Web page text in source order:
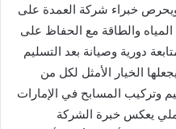
خبراء شركة العمدة على
والطاقة مع الحفاظ على
دورية وصيانة بعد التسليم
الخيار الأمثل لكل من
المسابح في الإمارات
يعكس خبرة الشركة